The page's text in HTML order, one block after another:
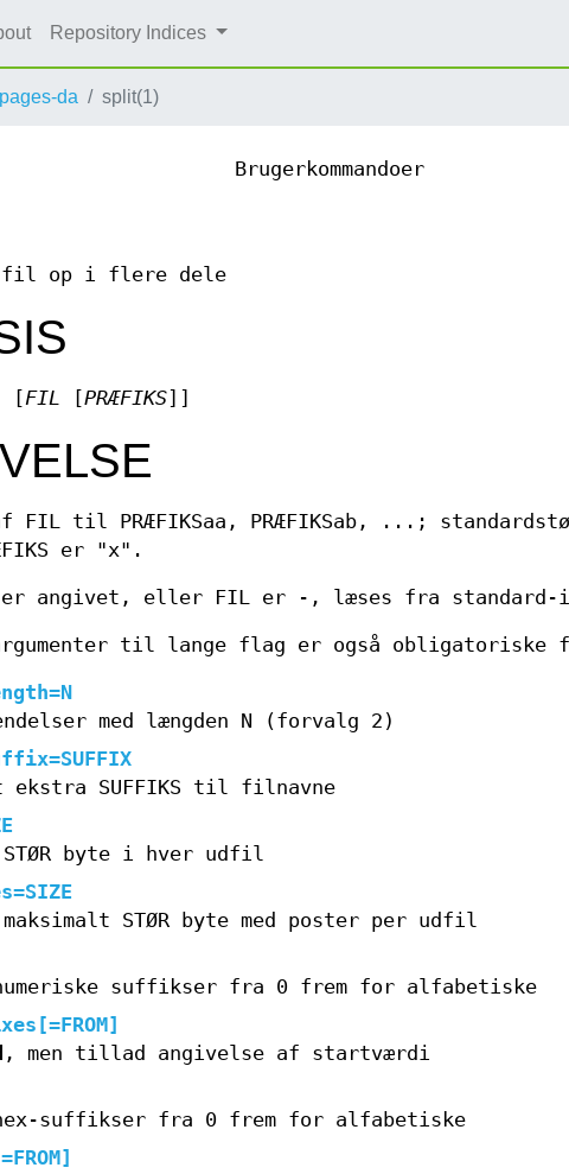
Repository Indices
da split(1)
Brugerkommandoer
op i flere dele
[ FIL PRÆFIKS
FIL til PRÆFIKSaa, PRÆFIKSab, ...;
er "x".
er angivet, eller FIL er -, læses fra standard-
til lange flag er også obligatoriske
med længden N (forvalg 2)
SUFFIKS til filnavne
byte i hver udfil
STØR byte med poster per udfil
suffikser fra 0 frem for alfabetiske
, men tillad angivelse af startværdi
suffikser fra 0 frem for alfabetiske